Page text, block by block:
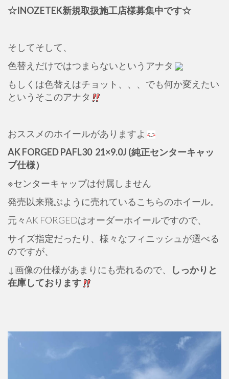
☆INOZETEK新規取扱施工店様募集中です☆
そしてそして、
色替えだけではつまらないというアナタ
もしくは色替えはチョット、、、でも何か変えたい
というそこのアナタ
おススメのホイールがありますよ
AK FORGED PAFL30 21×9.0J (純正センターキャッ
プ仕様）
※センターキャップは付属しません
発売以来飛ぶように売れているこちらのホイール。
元々AK FORGEDはオーダーホイールですので、
サイズ指定だったり、様々なフィニッシュが選べる
のですが、
↓画像の仕様があまりにも売れるので、
しっかりと
在庫しております